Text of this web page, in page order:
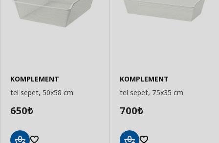
KOMPLEMENT
tel sepet, 50x58 cm
650₺
KOMPLEMENT
tel sepet, 75x35 cm
700₺